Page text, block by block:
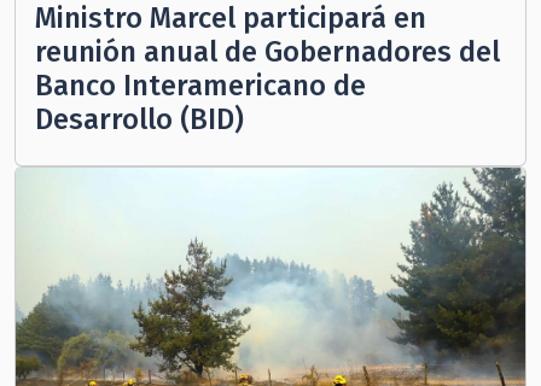
Ministro Marcel participará en
reunión anual de Gobernadores del
Banco Interamericano de
Desarrollo (BID)